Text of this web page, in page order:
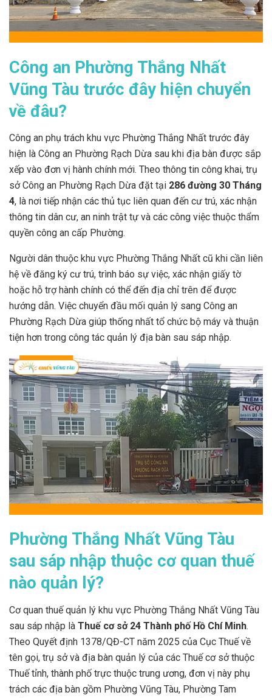
Công an Phường Thắng Nhất
Vũng Tàu trước đây hiện chuyển
về đâu?
Công an phụ trách khu vực Phường Thắng Nhất trước đây
hiện là Công an Phường Rạch Dừa sau khi địa bàn được sắp
xếp vào đơn vị hành chính mới. Theo thông tin công khai, trụ
sở Công an Phường Rạch Dừa đặt tại 286 đường 30 Tháng
4, là nơi tiếp nhận các thủ tục liên quan đến cư trú, xác nhận
thông tin dân cư, an ninh trật tự và các công việc thuộc thẩm
quyền công an cấp Phường.
Người dân thuộc khu vực Phường Thắng Nhất cũ khi cần liên
hệ về đăng ký cư trú, trình báo sự việc, xác nhận giấy tờ
hoặc hỗ trợ hành chính có thể đến địa chỉ trên để được
hướng dẫn. Việc chuyển đầu mối quản lý sang Công an
Phường Rạch Dừa giúp thống nhất tổ chức bộ máy và thuận
tiện hơn trong công tác quản lý địa bàn sau sáp nhập.
Phường Thắng Nhất Vũng Tàu
sau sáp nhập thuộc cơ quan thuế
nào quản lý?
Cơ quan thuế quản lý khu vực Phường Thắng Nhất Vũng Tàu
sau sáp nhập là Thuế cơ sở 24 Thành phố Hồ Chí Minh.
Theo Quyết định 1378/QĐ-CT năm 2025 của Cục Thuế về
tên gọi, trụ sở và địa bàn quản lý của các Thuế cơ sở thuộc
Thuế tỉnh, thành phố trực thuộc trung ương, đơn vị này phụ
trách các địa bàn gồm Phường Vũng Tàu, Phường Tam